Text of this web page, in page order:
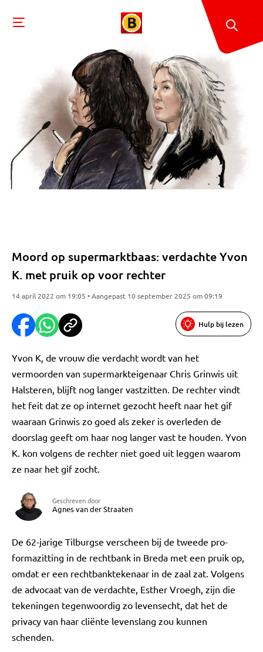
Moord op supermarktbaas: verdachte Yvon
K. met pruik op voor rechter
14 april 2022 om 19:05 • Aangepast 10 september 2025 om 09:19
Hulp bij lezen
Yvon K, de vrouw die verdacht wordt van het
vermoorden van supermarkteigenaar Chris Grinwis uit
Halsteren, blijft nog langer vastzitten. De rechter vindt
het feit dat ze op internet gezocht heeft naar het gif
waaraan Grinwis zo goed als zeker is overleden de
doorslag geeft om haar nog langer vast te houden. Yvon
K. kon volgens de rechter niet goed uit leggen waarom
ze naar het gif zocht.
Geschreven door
Agnes van der Straaten
De 62-jarige Tilburgse verscheen bij de tweede pro-
formazitting in de rechtbank in Breda met een pruik op,
omdat er een rechtbanktekenaar in de zaal zat. Volgens
de advocaat van de verdachte, Esther Vroegh, zijn die
tekeningen tegenwoordig zo levensecht, dat het de
privacy van haar cliënte levenslang zou kunnen
schenden.